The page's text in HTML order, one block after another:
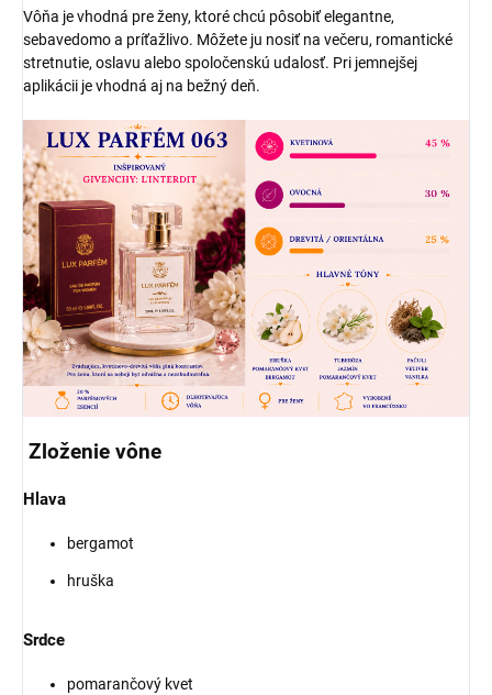
Vôňa je vhodná pre ženy, ktoré chcú pôsobiť elegantne,
sebavedomo a príťažlivo. Môžete ju nosiť na večeru, romantické
stretnutie, oslavu alebo spoločenskú udalosť. Pri jemnejšej
aplikácii je vhodná aj na bežný deň.
Zloženie vône
Hlava
bergamot
hruška
Srdce
pomarančový kvet